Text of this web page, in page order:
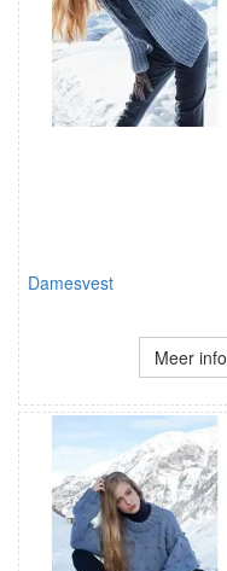
Damesvest
Meer info